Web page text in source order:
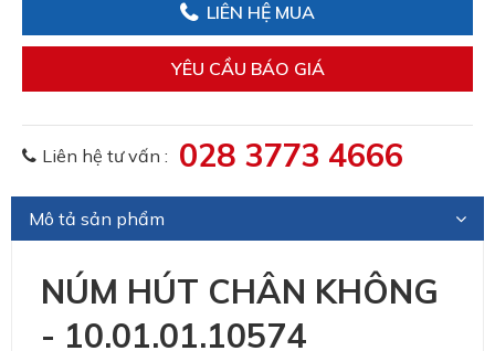
LIÊN HỆ MUA
YÊU CẦU BÁO GIÁ
Liên hệ tư vấn : 028 3773 4666
Mô tả sản phẩm
NÚM HÚT CHÂN KHÔNG
- 10.01.01.10574